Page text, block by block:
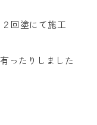
回塗にて施工
ったりしました